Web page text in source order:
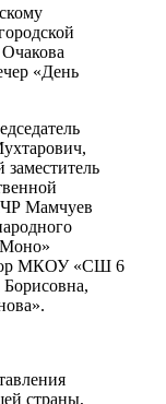
«День
Мамчуев
МКОУ «СШ 6
страны,